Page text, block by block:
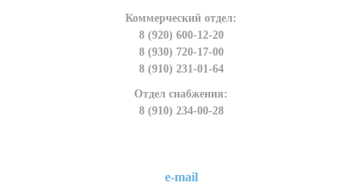
Коммерческий отдел:
8 (920) 600-12-20
8 (930) 720-17-00
8 (910) 231-01-64
Отдел снабжения:
8 (910) 234-00-28
e-mail